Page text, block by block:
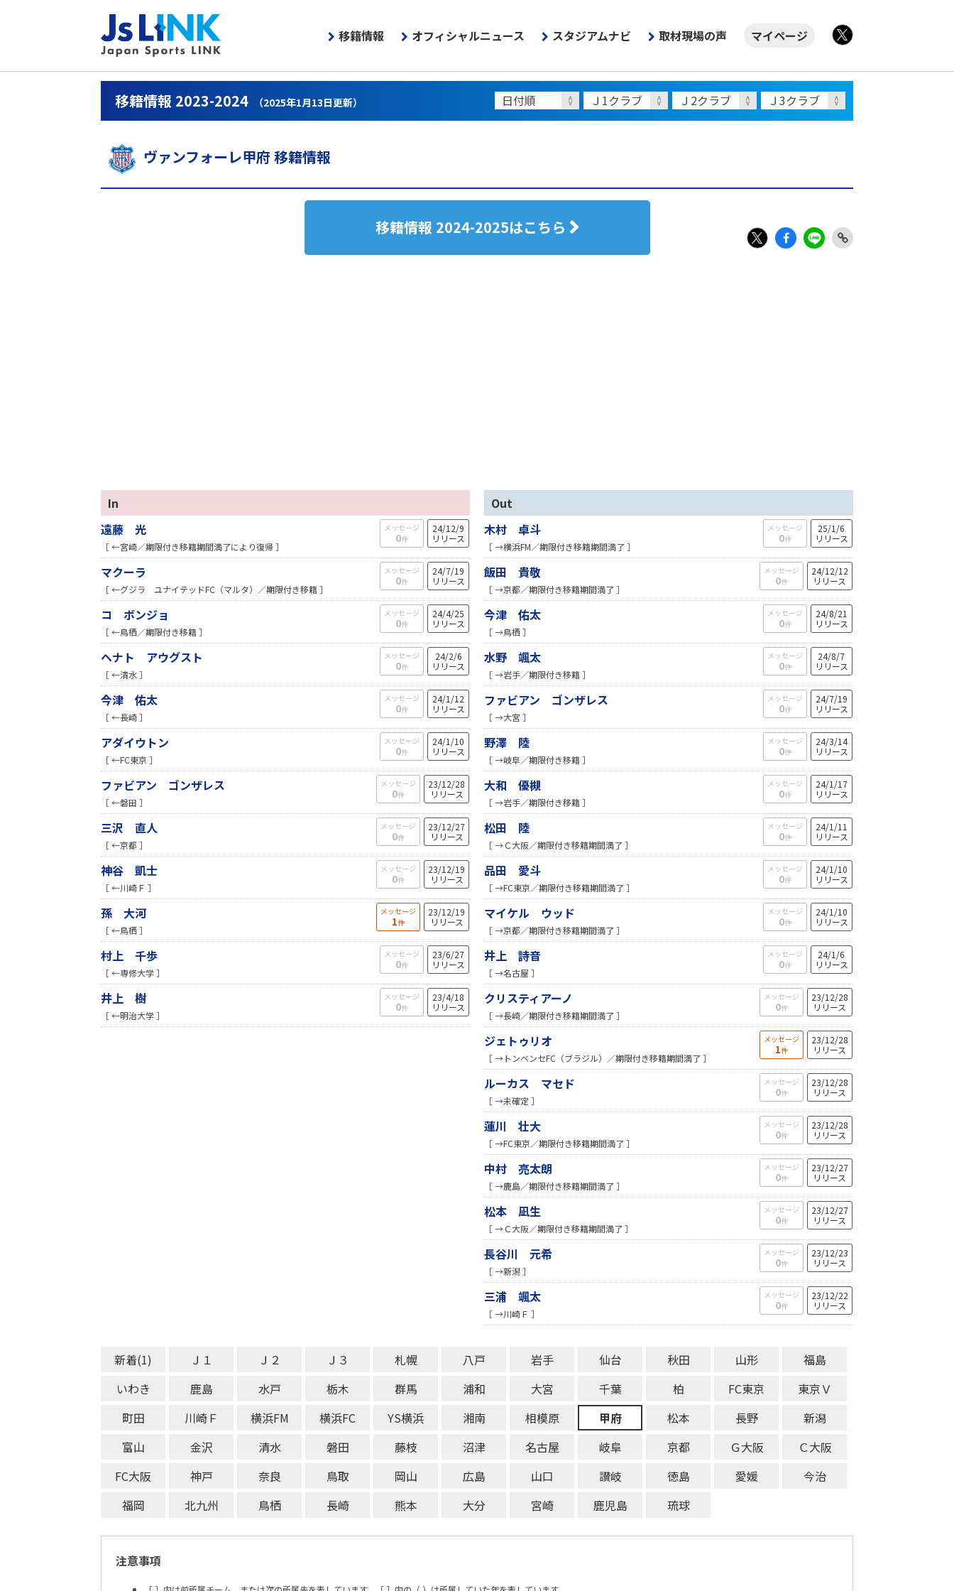
移籍情報 オフィシャルニュース スタジアムナビ 取材現場の声
マイページ
移籍情報 2023-2024 （2025年1月13日更新）
ヴァンフォーレ甲府 移籍情報
移籍情報 2024-2025はこちら
In
遠藤 光
［ ←宮崎／期限付き移籍期間満了により復帰 ］
メッセージ
0件
24/12/9
リリース
マクーラ
［ ←グジラ ユナイテッドFC（マルタ）／期限付き移籍 ］
メッセージ
0件
24/7/19
リリース
コ ボンジョ
［ ←鳥栖／期限付き移籍 ］
メッセージ
0件
24/4/25
リリース
ヘナト アウグスト
［ ←清水 ］
メッセージ
0件
24/2/6
リリース
今津 佑太
［ ←長崎 ］
メッセージ
0件
24/1/12
リリース
アダイウトン
［ ←FC東京 ］
メッセージ
0件
24/1/10
リリース
ファビアン ゴンザレス
［ ←磐田 ］
メッセージ
0件
23/12/28
リリース
三沢 直人
［ ←京都 ］
メッセージ
0件
23/12/27
リリース
神谷 凱士
［ ←川崎Ｆ ］
メッセージ
0件
23/12/19
リリース
孫 大河
［ ←鳥栖 ］
メッセージ
1件
23/12/19
リリース
村上 千歩
［ ←専修大学 ］
メッセージ
0件
23/6/27
リリース
井上 樹
［ ←明治大学 ］
メッセージ
0件
23/4/18
リリース
Out
木村 卓斗
［ →横浜FM／期限付き移籍期間満了 ］
メッセージ
0件
25/1/6
リリース
飯田 貴敬
［ →京都／期限付き移籍期間満了 ］
メッセージ
0件
24/12/12
リリース
今津 佑太
［ →鳥栖 ］
メッセージ
0件
24/8/21
リリース
水野 颯太
［ →岩手／期限付き移籍 ］
メッセージ
0件
24/8/7
リリース
ファビアン ゴンザレス
［ →大宮 ］
メッセージ
0件
24/7/19
リリース
野澤 陸
［ →岐阜／期限付き移籍 ］
メッセージ
0件
24/3/14
リリース
大和 優槻
［ →岩手／期限付き移籍 ］
メッセージ
0件
24/1/17
リリース
松田 陸
［ →Ｃ大阪／期限付き移籍期間満了 ］
メッセージ
0件
24/1/11
リリース
品田 愛斗
［ →FC東京／期限付き移籍期間満了 ］
メッセージ
0件
24/1/10
リリース
マイケル ウッド
［ →京都／期限付き移籍期間満了 ］
メッセージ
0件
24/1/10
リリース
井上 詩音
［ →名古屋 ］
メッセージ
0件
24/1/6
リリース
クリスティアーノ
［ →長崎／期限付き移籍期間満了 ］
メッセージ
0件
23/12/28
リリース
ジェトゥリオ
［ →トンベンセFC（ブラジル）／期限付き移籍期間満了 ］
メッセージ
1件
23/12/28
リリース
ルーカス マセド
［ →未確定 ］
メッセージ
0件
23/12/28
リリース
蓮川 壮大
［ →FC東京／期限付き移籍期間満了 ］
メッセージ
0件
23/12/28
リリース
中村 亮太朗
［ →鹿島／期限付き移籍期間満了 ］
メッセージ
0件
23/12/27
リリース
松本 凪生
［ →Ｃ大阪／期限付き移籍期間満了 ］
メッセージ
0件
23/12/27
リリース
長谷川 元希
［ →新潟 ］
メッセージ
0件
23/12/23
リリース
三浦 颯太
［ →川崎Ｆ ］
メッセージ
0件
23/12/22
リリース
新着(1) Ｊ１ Ｊ２ Ｊ３ 札幌 八戸 岩手 仙台 秋田 山形
福島
いわき
鹿島 水戸 栃木 群馬 浦和 大宮 千葉 柏 FC東京
東京Ｖ
町田
川崎Ｆ 横浜FM 横浜FC YS横浜 湘南 相模原 甲府 松本 長野
新潟
富山
金沢 清水 磐田 藤枝 沼津 名古屋 岐阜 京都 Ｇ大阪
Ｃ大阪
FC大阪
神戸 奈良 鳥取 岡山 広島 山口 讃岐 徳島 愛媛
今治
福岡
北九州 鳥栖 長崎 熊本 大分 宮崎 鹿児島 琉球
注意事項